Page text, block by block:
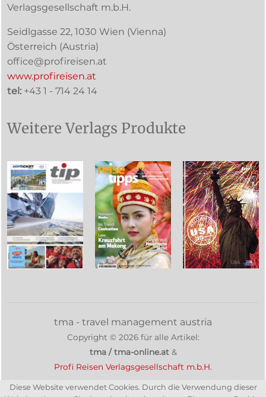
Diese Website verwendet Cookies. Durch die Verwendung dieser
Verlagsgesellschaft m.b.H.
Seidlgasse 22, 1030 Wien (Vienna)
Österreich (Austria)
office@profireisen.at
www.profireisen.at
tel: +43 1 - 714 24 14
Weitere Verlags Produkte
tma - travel management austria
Copyright © 2026für alle Artikel:
tma / tma-online.at&
Profi Reisen Verlagsgesellschaft m.b.H.